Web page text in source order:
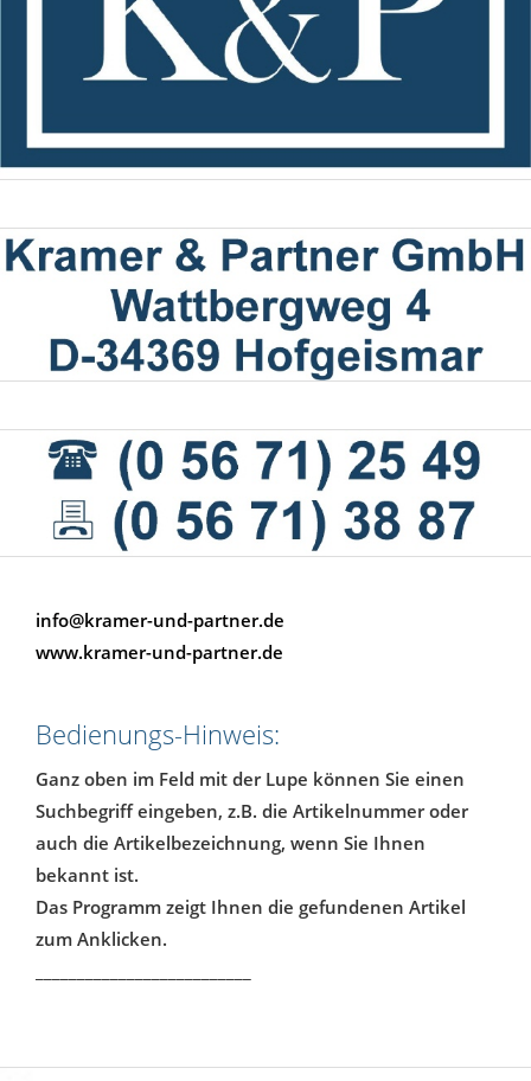
info@kramer-und-partner.de
www.kramer-und-partner.de
Bedienungs-Hinweis:
Ganz oben im Feld mit der Lupe können Sie einen
Suchbegriff eingeben, z.B. die Artikelnummer oder
auch die Artikelbezeichnung, wenn Sie Ihnen
bekannt ist.
Das Programm zeigt Ihnen die gefundenen Artikel
zum Anklicken.